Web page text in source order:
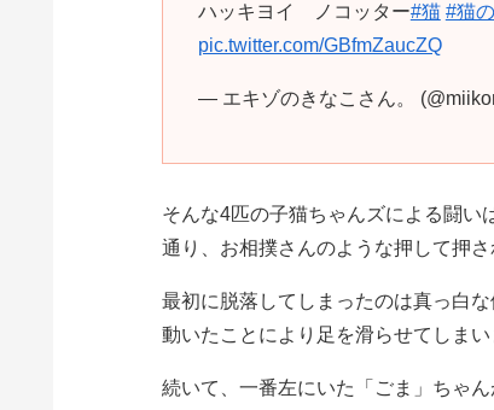
ハッキヨイ ノコッター#猫 #猫
pic.twitter.com/GBfmZaucZQ
— エキゾのきなこさん。
そんな4匹の子猫ちゃんズによる闘
通り、お相撲さんのような押して押
最初に脱落してしまったのは真っ白
動いたことにより足を滑らせてしまい
続いて、一番左にいた「ごま」ちゃ